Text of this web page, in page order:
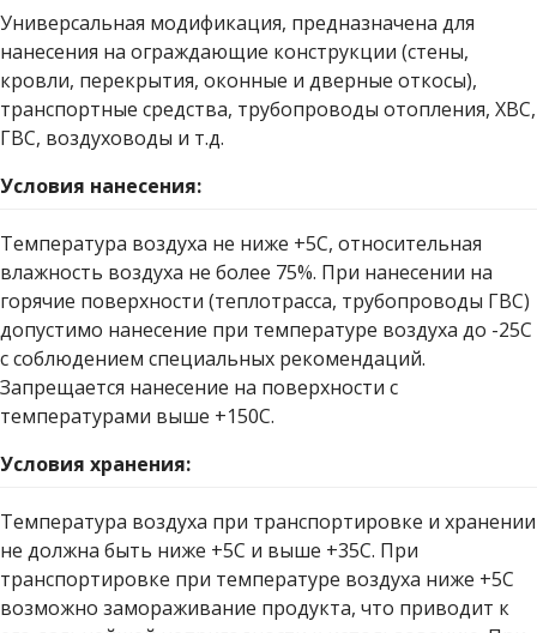
Универсальная модификация, предназначена для
нанесения на ограждающие конструкции (стены,
кровли, перекрытия, оконные и дверные откосы),
транспортные средства, трубопроводы отопления, ХВС,
ГВС, воздуховоды и т.д.
Условия нанесения:
Температура воздуха не ниже +5С, относительная
влажность воздуха не более 75%. При нанесении на
горячие поверхности (теплотрасса, трубопроводы ГВС)
допустимо нанесение при температуре воздуха до -25С
с соблюдением специальных рекомендаций.
Запрещается нанесение на поверхности с
температурами выше +150С.
Условия хранения:
Температура воздуха при транспортировке и хранении
не должна быть ниже +5С и выше +35С. При
транспортировке при температуре воздуха ниже +5С
возможно замораживание продукта, что приводит к